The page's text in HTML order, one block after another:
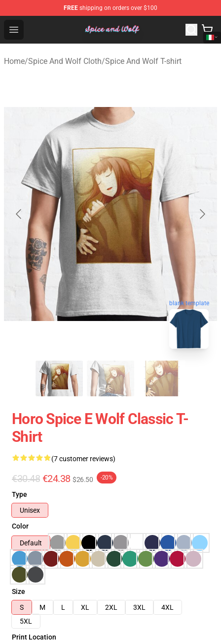
FREE shipping on orders over $100
Open menu
Spice And Wolf Store - Official Spice And Wolf
Home/Spice And Wolf Cloth/Spice And Wolf T-shirt
blank template
Horo Spice E Wolf Classic T-
Shirt
(7 customer reviews)
€30.48 €24.38 $26.50 -20%
Type
Unisex
Color
Default
Size
S
M L XL 2XL 3XL
4XL
5XL
Print Location